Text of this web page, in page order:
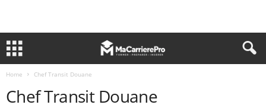
Home Chef Transit Douane
Chef Transit Douane